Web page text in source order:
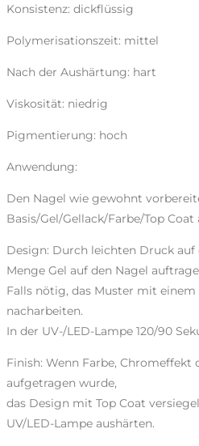
Konsistenz: dickflüssig
Polymerisationszeit: mittel
Nach der Aushärtung: hart
Viskosität: niedrig
Pigmentierung: hoch
Anwendung:
Den Nagel wie gewohnt
Basis/Gel/Gellack/Farbe/Top Coat
Design: Durch leichten Druck
Menge Gel auf den Nagel
Falls nötig, das Muster mit einem
nacharbeiten.
In der UV-/LED-Lampe 120/90
Finish: Wenn Farbe, Chromeffekt
aufgetragen wurde,
das Design mit Top Coat
UV/LED-Lampe aushärten.